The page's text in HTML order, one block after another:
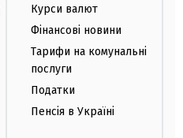
Курси валют
Фінансові новини
Тарифи на комунальні
послуги
Податки
Пенсія в Україні